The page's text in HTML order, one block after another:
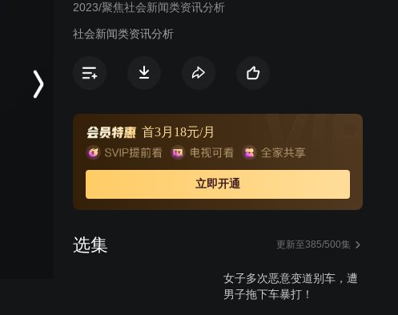
2023/聚焦社会新闻类资讯分析
社会新闻类资讯分析
首3月18元/月
立即开通
选集 更新至385/500集
女子多次恶意变道别车，遭
男子拖下车暴打！